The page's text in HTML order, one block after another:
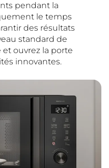
pendant la
le temps
des résultats
standard de
ouvrez la porte
innovantes.